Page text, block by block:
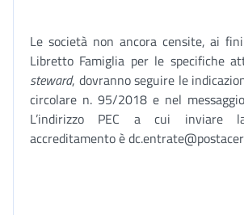
Le società non ancora censite, ai
Libretto Famiglia per le specifiche
steward, dovranno seguire le
circolare n. 95/2018 e nel
L’indirizzo PEC a cui inviare
accreditamento è